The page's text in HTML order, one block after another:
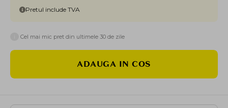
Pretul include TVA
Cel mai mic pret din ultimele 30 de zile
ADAUGA IN COS